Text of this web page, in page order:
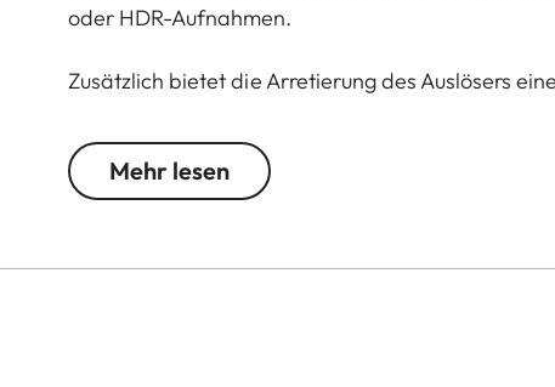
oder HDR-Aufnahmen.
Zusätzlich bietet die Arretierung des Auslösers
Mehr lesen